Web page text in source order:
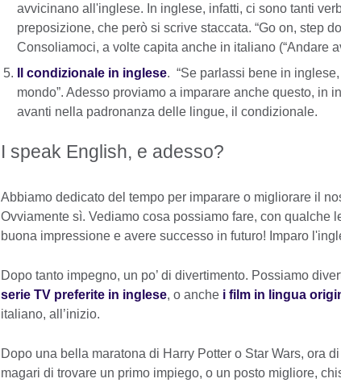
avvicinano all'inglese. In inglese, infatti, ci sono tanti
preposizione, che però si scrive staccata. “Go on, step
Consoliamoci, a volte capita anche in italiano (“Andare
Il condizionale in inglese. “Se parlassi bene in
mondo”. Adesso proviamo a imparare anche questo, in
avanti nella padronanza delle lingue, il condizionale.
I speak English, e adesso?
Abbiamo dedicato del tempo per imparare o migliorare il
Ovviamente sì. Vediamo cosa possiamo fare, con qualche
buona impressione e avere successo in futuro! Imparo
Dopo tanto impegno, un po’ di divertimento. Possiamo
serie TV preferite in inglese, o anche i film in lingua
italiano, all’inizio.
Dopo una bella maratona di Harry Potter o Star Wars, ora
magari di trovare un primo impiego, o un posto migliore,